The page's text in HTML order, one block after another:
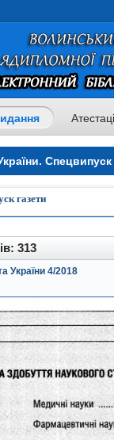
Спецвипуск
газети
313
України 4/2018